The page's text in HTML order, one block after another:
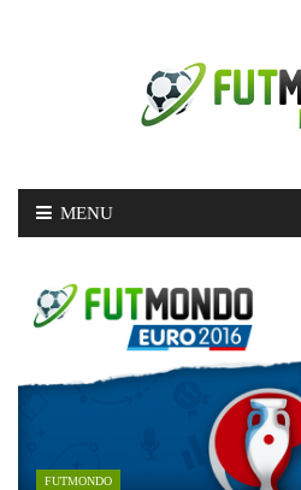
Skip
MENU
FUTMONDO